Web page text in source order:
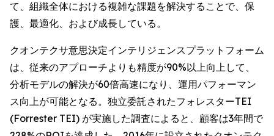
て、組織全体における複雑な課題を解決することで、保
護、最適化、および成長している。
クオンテクサ意思決定インテリジェンスプラットフォーム
は、従来のアプローチよりも精度が90%以上向上して、
分析モデルの解決が60倍高速になり、運用パフォーマン
ス向上が可能となる。独立委託されたフォレスターTEI
(Forrester TEI) が実施した調査によると、顧客は3年間で